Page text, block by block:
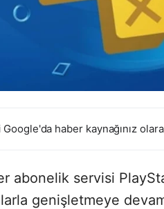
Google'da haber kaynağınız
abonelik servisi
genişletmeye